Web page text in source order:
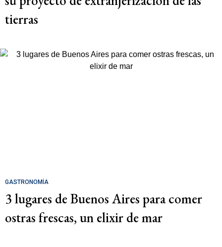
tierras
GASTRONOMÍA
3 lugares de Buenos Aires para comer
ostras frescas, un elixir de mar